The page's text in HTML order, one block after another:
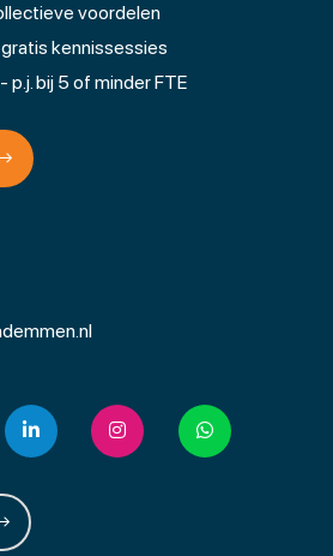
voordelen
kennissessies
bij 5 of minder FTE